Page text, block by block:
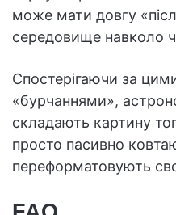
може мати довгу
середовище навколо
Спостерігаючи за
«бурчаннями»,
складають картину
просто пасивно
переформатовують